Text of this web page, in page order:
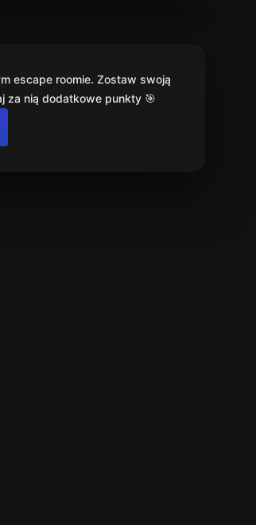
escape roomie. Zostaw swoją
za nią dodatkowe punkty 🎯